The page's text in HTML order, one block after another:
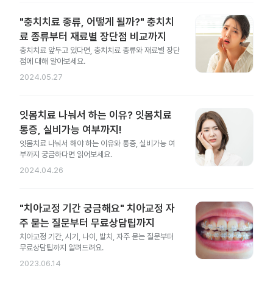
"충치치료 종류, 어떻게 될까?" 충치치
료 종류부터 재료별 장단점 비교까지
충치치료 앞두고 있다면, 충치치료 종류와 재료별 장단
점에 대해 알아보세요.
2024.05.27
잇몸치료 나눠서 하는 이유? 잇몸치료
통증, 실비가능 여부까지!
잇몸치료 나눠서 해야 하는 이유와 통증, 실비가능 여
부까지 궁금하다면 읽어보세요.
2024.04.26
"치아교정 기간 궁금해요" 치아교정 자
주 묻는 질문부터 무료상담팁까지
치아교정 기간, 시기, 나이, 발치, 자주 묻는 질문부터
무료상담팁까지 알려드려요.
2023.06.14